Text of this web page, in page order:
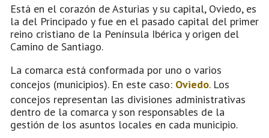
Está en el corazón de Asturias y su capital, Oviedo, es
la del Principado y fue en el pasado capital del primer
reino cristiano de la Península Ibérica y origen del
Camino de Santiago.
La comarca está conformada por uno o varios
concejos (municipios). En este caso: Oviedo. Los
concejos representan las divisiones administrativas
dentro de la comarca y son responsables de la
gestión de los asuntos locales en cada municipio.